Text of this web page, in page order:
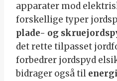
apparater mod
forskellige typer
plade- og
det rette tilpasset
forbedrer jordspyd
bidrager også til